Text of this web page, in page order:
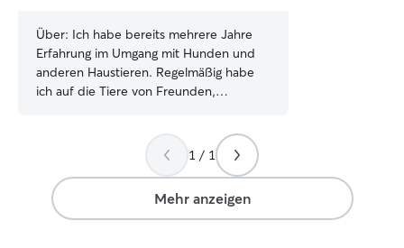
Über: Ich habe bereits mehrere Jahre
Erfahrung im Umgang mit Hunden und
anderen Haustieren. Regelmäßig habe
ich auf die Tiere von Freunden,
gespielt und Spaziergänge
unternommen. Das Wohl der Tiere steht
für mich immer an erster Stelle. Als
Student bin ich zeitlich sehr flexibel.
Neben meinen Vorlesungen und meinen
1 / 1
Mehr anzeigen